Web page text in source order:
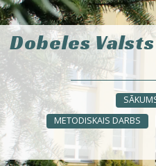
Dobeles
METODISKAIS DARBS